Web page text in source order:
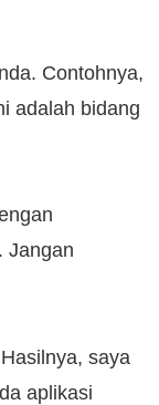
Contohnya,
adalah bidang
Jangan
saya
aplikasi